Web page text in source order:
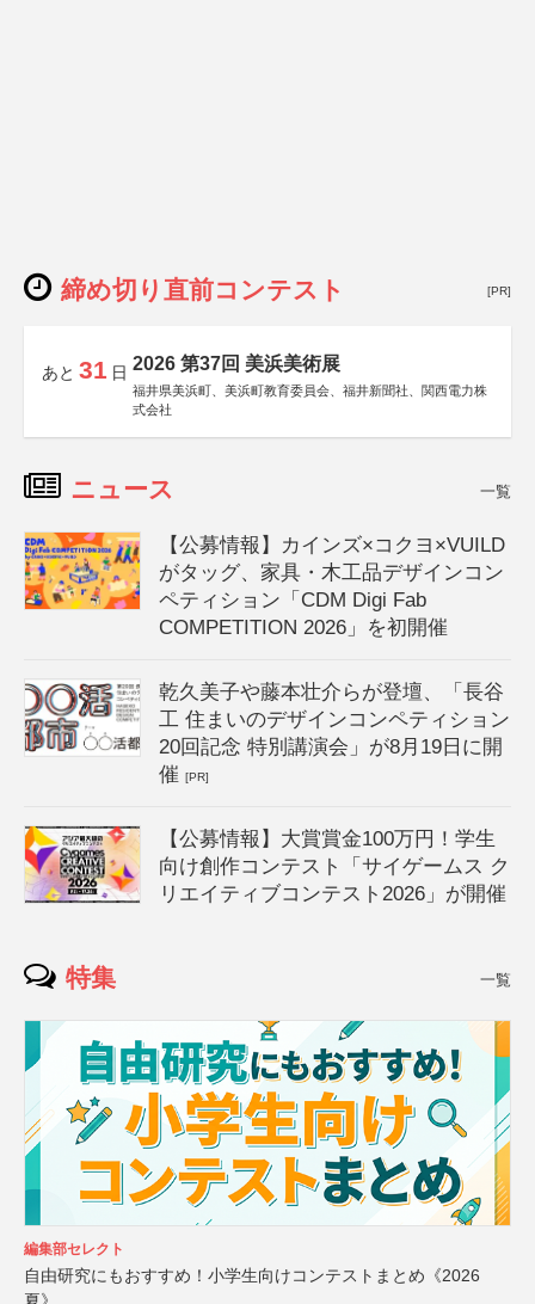
締め切り直前コンテスト [PR]
あと 31 日 2026 第37回 美浜美術展
福井県美浜町、美浜町教育委員会、福井新聞社、関西電力株
式会社
ニュース 一覧
【公募情報】カインズ×コクヨ×VUILD
がタッグ、家具・木工品デザインコン
ペティション「CDM Digi Fab
COMPETITION 2026」を初開催
乾久美子や藤本壮介らが登壇、「長谷
工 住まいのデザインコンペティション
20回記念 特別講演会」が8月19日に開
催[PR]
【公募情報】大賞賞金100万円！学生
向け創作コンテスト「サイゲームス ク
リエイティブコンテスト2026」が開催
特集 一覧
編集部セレクト
自由研究にもおすすめ！小学生向けコンテストまとめ《2026